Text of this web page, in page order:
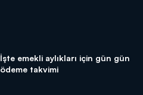
İşte emekli aylıkları için gün gün
ödeme takvimi